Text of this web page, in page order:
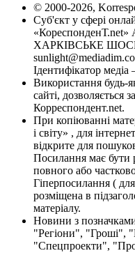
© 2000-2026,
Суб'єкт у сфері
«КореспонденТ.net»
ХАРКІВСЬКЕ ШОСЕ,
Ідентифікатор
Використання будь-
сайті, дозволяється
Корреспондент.net.
При копіюванні
і світу» , для
відкрите для
Посилання має бути
повного або
Гіперпосилання (
розміщена в
матеріалу.
Новини з
"Регіони", "Гроші",
"Спецпроекти",